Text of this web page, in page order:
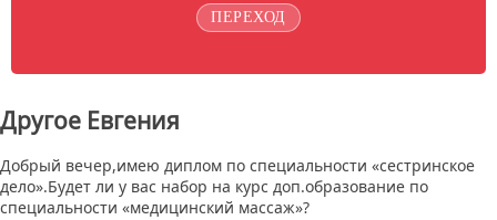
ПЕРЕХОД
Другое Евгения
Добрый вечер,имею диплом по специальности «сестринское
дело».Будет ли у вас набор на курс доп.образование по
специальности «медицинский массаж»?